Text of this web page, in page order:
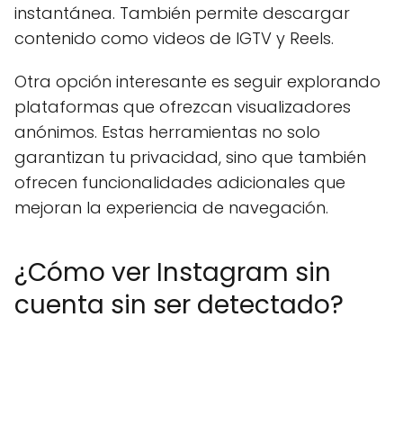
instantánea. También permite descargar
contenido como videos de IGTV y Reels.
Otra opción interesante es seguir explorando
plataformas que ofrezcan visualizadores
anónimos. Estas herramientas no solo
garantizan tu privacidad, sino que también
ofrecen funcionalidades adicionales que
mejoran la experiencia de navegación.
¿Cómo ver Instagram sin
cuenta sin ser detectado?